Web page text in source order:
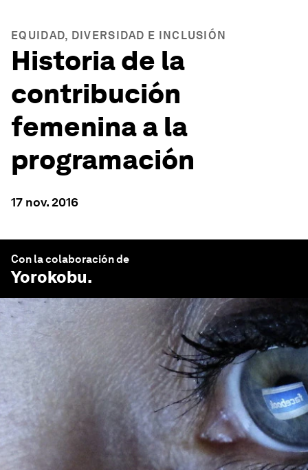
EQUIDAD, DIVERSIDAD E INCLUSIÓN
Historia de la
contribución
femenina a la
programación
17 nov. 2016
Con la colaboración de
Yorokobu.